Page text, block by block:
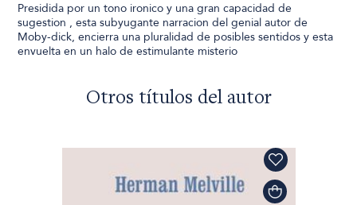
Presidida por un tono ironico y una gran capacidad de
sugestion , esta subyugante narracion del genial autor de
Moby-dick, encierra una pluralidad de posibles sentidos y esta
envuelta en un halo de estimulante misterio
Otros títulos del autor